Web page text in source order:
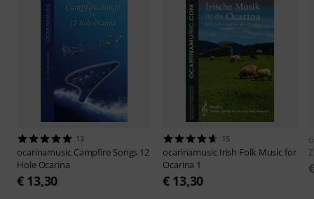
13
ocarinamusic Campfire Songs 12
Hole Ocarina
€ 13,30
15
ocarinamusic Irish Folk Music for
Ocarina 1
€ 13,30